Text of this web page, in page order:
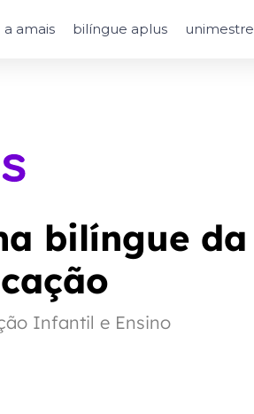
a amais bilíngue aplus unimestre
bilíngue da
Infantil e Ensino